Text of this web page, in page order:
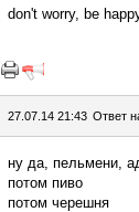
don't worry, be
27.07.14 21:43 Ответ
ну да, пельмени,
потом пиво
потом черешня